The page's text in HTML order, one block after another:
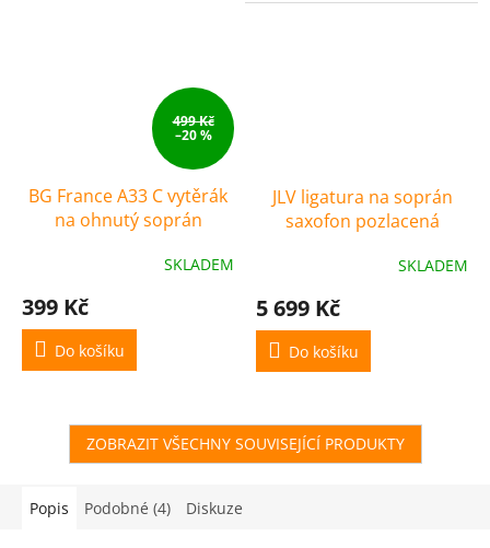
499 Kč
–20 %
BG France A33 C vytěrák
na ohnutý soprán
SKLADEM
399 Kč
Do košíku
JLV ligatura na soprán
saxofon pozlacená
SKLADEM
5 699 Kč
Do košíku
ZOBRAZIT VŠECHNY SOUVISEJÍCÍ PRODUKTY
Popis Podobné (4) Diskuze